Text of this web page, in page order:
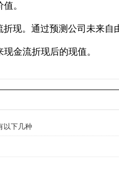
。
。通过预测公司未来自
金流折现后的现值。
以下几种